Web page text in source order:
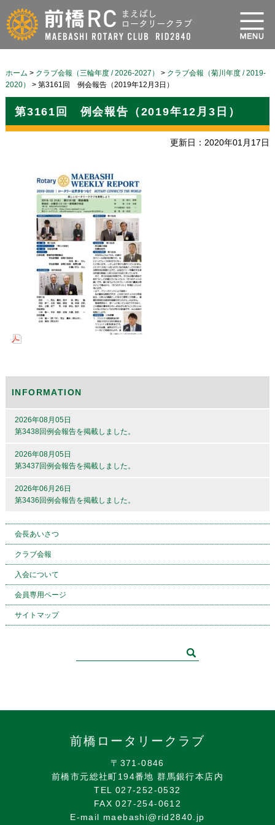
ホーム > クラブ会報（三輪年度 / 2026-2027） > クラブ会報（菊川年度 / 2019-
2020）
> 第3161回 例会報告（2019年12月3日）
第3161回 例会報告（2019年12月3日）
更新日：2020年01月17日
INFORMATION
2026年08月05日
第3438回例会報告を掲載しました。
2026年08月05日
第3437回例会報告を掲載しました。
2026年06月26日
第3436回例会報告を掲載しました。
会長あいさつ
クラブ会報
入会について
会員専用ページ
サイトマップ
前橋ロータリークラブ
〒371-0846
前橋市元総社町194番地 群馬銀行本店内
TEL 027-252-0532
FAX 027-254-0612
E-mail maebashi@rid2840.jp